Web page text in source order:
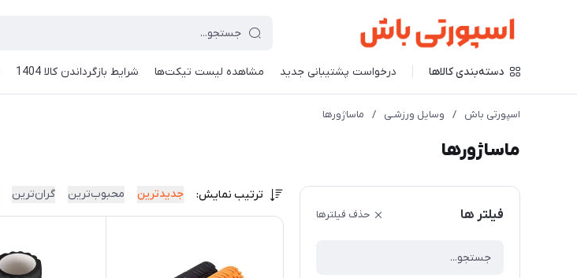
دسته‌بندی کالاها درخواست پشتیبانی جدید مشاهده لیست تیکت‌ها شرایط بازگرداندن کالا 1404
اسپورتی باش / وسایل ورزشـی / ماساژورها
ماساژورها
فیلتر ها حذف فیلترها
ترتیب نمایش: جدیدترین محبوب‌ترین گران‌ترین